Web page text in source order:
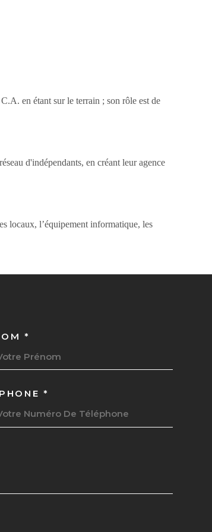
en étant sur le terrain ; son rôle est de
d'indépendants, en créant leur agence
locaux, l’équipement informatique, les
*
*